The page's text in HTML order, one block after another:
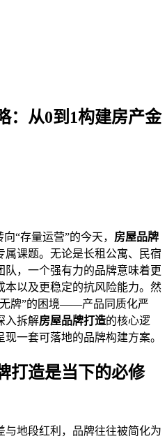
攻略：从0到1
：从0到1构建房产金
“存量运营”的今天， 房屋品牌
属课题。无论是长租公寓、民宿
，一个强有力的品牌意味着更
本以及更稳定的抗风险能力。然
牌”的困境——产品同质化严
入拆解房屋品牌打造的核心逻
一套可落地的品牌构建方案。
打造是当下的必修
地段红利，品牌往往被简化为